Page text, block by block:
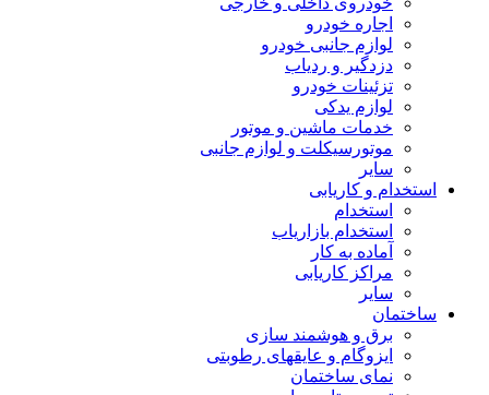
اجاره خودرو
لوازم جانبی خودرو
دزدگیر و ردیاب
تزئینات خودرو
لوازم یدکی
خدمات ماشین و موتور
موتورسیکلت و لوازم جانبی
سایر
استخدام و کاریابی
استخدام
استخدام بازاریاب
آماده به کار
مراکز کاریابی
سایر
ساختمان
برق و هوشمند سازی
ایزوگام و عایقهای رطوبتی
نمای ساختمان